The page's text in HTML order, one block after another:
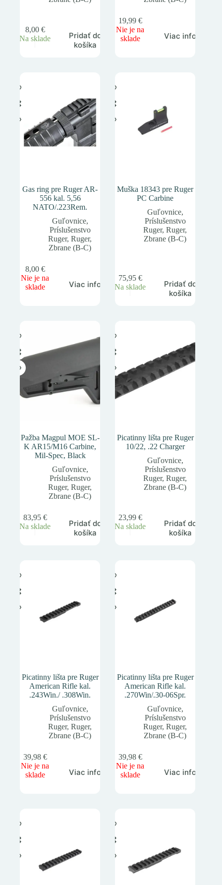
8,00 €
Na sklade
Pridať do
košíka
19,99 €
Nie je na
sklade
Viac info
Gas ring pre Ruger AR-
556 kal. 5,56
NATO/.223Rem.
Guľovnice,
Príslušenstvo
Ruger,Ruger,
Zbrane (B-C)
8,00 €
Nie je na
sklade
Viac info
Muška 18343 pre Ruger
PC Carbine
Guľovnice,
Príslušenstvo
Ruger,Ruger,
Zbrane (B-C)
75,95 €
Na sklade
Pridať do
košíka
Pažba Magpul MOE SL-
K AR15/M16 Carbine,
Mil-Spec, Black
Guľovnice,
Príslušenstvo
Ruger,Ruger,
Zbrane (B-C)
83,95 €
Na sklade
Pridať do
košíka
Picatinny lišta pre Ruger
10/22, .22 Charger
Guľovnice,
Príslušenstvo
Ruger,Ruger,
Zbrane (B-C)
23,99 €
Na sklade
Pridať do
košíka
Picatinny lišta pre Ruger
American Rifle kal.
.243Win./ .308Win.
Guľovnice,
Príslušenstvo
Ruger,Ruger,
Zbrane (B-C)
39,98 €
Nie je na
sklade
Viac info
Picatinny lišta pre Ruger
American Rifle kal.
.270Win/.30-06Spr.
Guľovnice,
Príslušenstvo
Ruger,Ruger,
Zbrane (B-C)
39,98 €
Nie je na
sklade
Viac info